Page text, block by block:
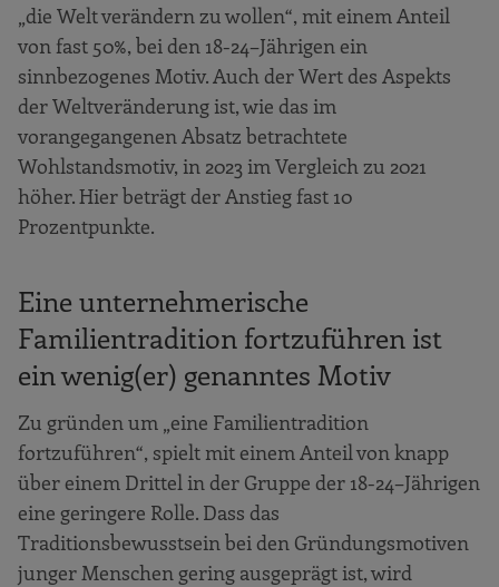
„die Welt verändern zu wollen“, mit einem Anteil
von fast 50%, bei den 18-24–Jährigen ein
sinnbezogenes Motiv. Auch der Wert des Aspekts
der Weltveränderung ist, wie das im
vorangegangenen Absatz betrachtete
Wohlstandsmotiv, in 2023 im Vergleich zu 2021
höher. Hier beträgt der Anstieg fast 10
Prozentpunkte.
Eine unternehmerische
Familientradition fortzuführen ist
ein wenig(er) genanntes Motiv
Zu gründen um „eine Familientradition
fortzuführen“, spielt mit einem Anteil von knapp
über einem Drittel in der Gruppe der 18-24–Jährigen
eine geringere Rolle. Dass das
Traditionsbewusstsein bei den Gründungsmotiven
junger Menschen gering ausgeprägt ist, wird